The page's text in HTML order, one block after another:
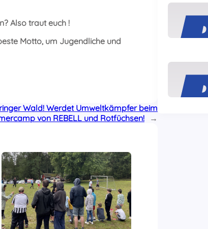
Also traut euch !
Motto, um Jugendliche und
Wald! Werdet Umweltkämpfer beim
von REBELL und Rotfüchsen!
→